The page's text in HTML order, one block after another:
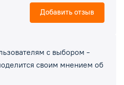
с выбором -
своим мнением об
Добавить отзыв